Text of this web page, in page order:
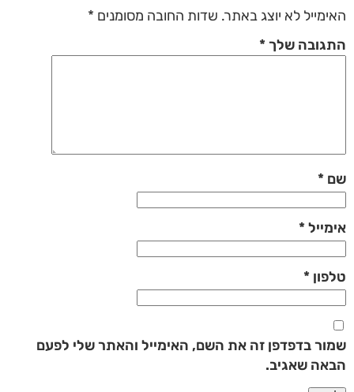
האימייל לא יוצג באתר. שדות החובה מסומנים *
התגובה שלך*
שם *
אימייל*
טלפון *
שמור בדפדפן זה את השם, האימייל והאתר שלי לפעם
הבאה שאגיב.